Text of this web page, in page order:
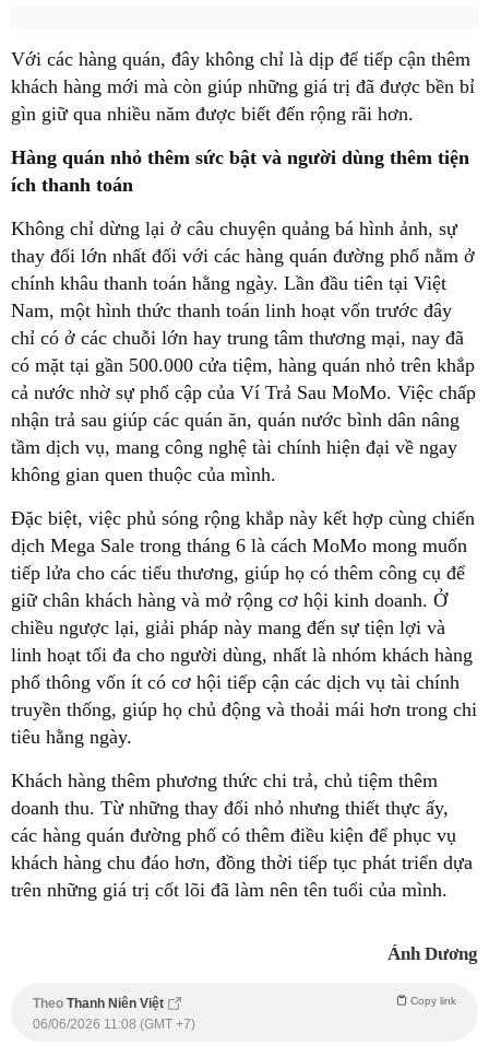
Với các hàng quán, đây không chỉ là dịp để tiếp cận thêm
khách hàng mới mà còn giúp những giá trị đã được bền bỉ
gìn giữ qua nhiều năm được biết đến rộng rãi hơn.
Hàng quán nhỏ thêm sức bật và người dùng thêm tiện
ích thanh toán
Không chỉ dừng lại ở câu chuyện quảng bá hình ảnh, sự
thay đổi lớn nhất đối với các hàng quán đường phố nằm ở
chính khâu thanh toán hằng ngày. Lần đầu tiên tại Việt
Nam, một hình thức thanh toán linh hoạt vốn trước đây
chỉ có ở các chuỗi lớn hay trung tâm thương mại, nay đã
có mặt tại gần 500.000 cửa tiệm, hàng quán nhỏ trên khắp
cả nước nhờ sự phổ cập của Ví Trả Sau MoMo. Việc chấp
nhận trả sau giúp các quán ăn, quán nước bình dân nâng
tầm dịch vụ, mang công nghệ tài chính hiện đại về ngay
không gian quen thuộc của mình.
Đặc biệt, việc phủ sóng rộng khắp này kết hợp cùng chiến
dịch Mega Sale trong tháng 6 là cách MoMo mong muốn
tiếp lửa cho các tiểu thương, giúp họ có thêm công cụ để
giữ chân khách hàng và mở rộng cơ hội kinh doanh. Ở
chiều ngược lại, giải pháp này mang đến sự tiện lợi và
linh hoạt tối đa cho người dùng, nhất là nhóm khách hàng
phổ thông vốn ít có cơ hội tiếp cận các dịch vụ tài chính
truyền thống, giúp họ chủ động và thoải mái hơn trong chi
tiêu hằng ngày.
Khách hàng thêm phương thức chi trả, chủ tiệm thêm
doanh thu. Từ những thay đổi nhỏ nhưng thiết thực ấy,
các hàng quán đường phố có thêm điều kiện để phục vụ
khách hàng chu đáo hơn, đồng thời tiếp tục phát triển dựa
trên những giá trị cốt lõi đã làm nên tên tuổi của mình.
Ánh Dương
Theo Thanh Niên Việt Copy link
06/06/2026 11:08 (GMT +7)